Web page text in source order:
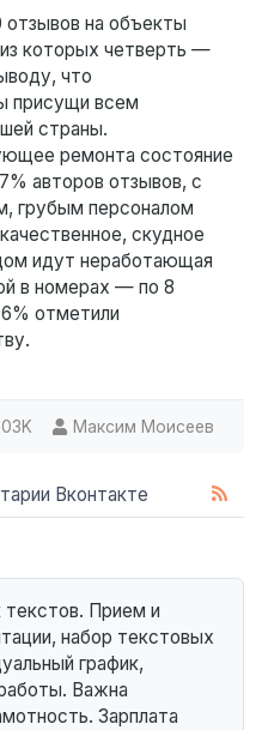
отзывов на объекты
которых четверть —
что
присущи всем
страны.
ремонта состояние
авторов отзывов, с
грубым персоналом
скудное
идут неработающая
в номерах — по 8
отметили
Максим Моисеев
Вконтакте
Прием и
набор текстовых
график,
Важна
Зарплата